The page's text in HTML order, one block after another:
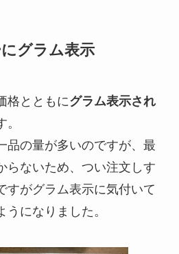
グラム表示
格とともにグラム表示され
品の量が多いのですが、最
らないため、つい注文しす
すがグラム表示に気付いて
になりました。